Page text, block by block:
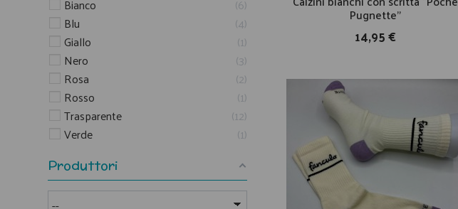
Pugnette”
14,95 €
Bianco
6
Blu
4
Giallo
1
Nero
3
Rosa
2
Rosso
1
Trasparente
12
Verde
1
Produttori